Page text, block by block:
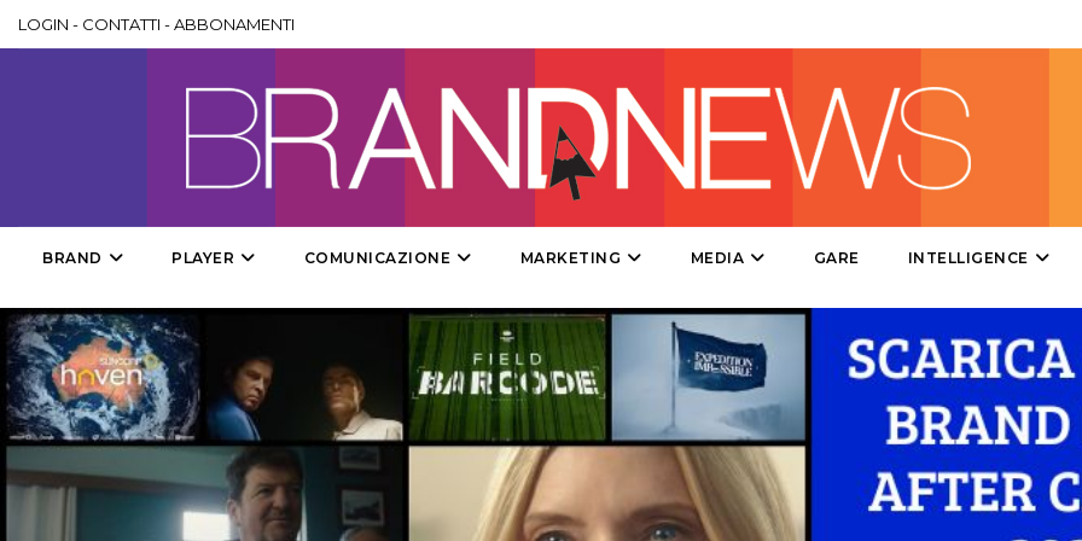
STRATEGIE
CINEMA
DIGITALE
EDITORIA
ESTERNA
RADIO / AUDIO
LOGIN - CONTATTI -ABBONAMENTI
BRAND PLAYER COMUNICAZIONE MARKETING MEDIA GARE INTELLIGENCE